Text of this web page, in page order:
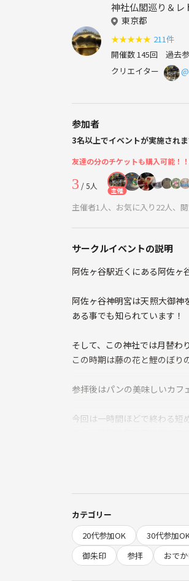
神社仏閣巡り＆レ
東京都
★★★★★ 211件
開催数 145回 過去
クリエイター
参加者
3名以上でイベントが実施され
友達の分のチケットも購入可能！！
3 / 5人 主催
主催者1人、お気に入り22人、
サークルイベントの説明
阿佐ヶ谷駅近くにある阿佐ヶ
阿佐ヶ谷神明宮は天照大御神
ある事でも知られています！
そして、この神社では月替わ
この時期は藤の花と鯉のぼり
参拝後はパンの美味しいカフ
今回は一時間ほどで終わる短
イベント中、場を乱す行為も
途中退出あり！
また男女比調整を行うことが
よろしくお願いします！
カテゴリー
20代参加OK
30代参加
御朱印
参拝 おで